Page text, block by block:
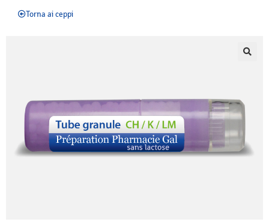
Torna ai ceppi